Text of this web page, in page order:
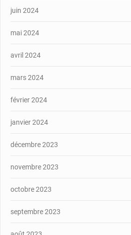
juin 2024
mai 2024
avril 2024
mars 2024
février 2024
janvier 2024
décembre 2023
novembre 2023
octobre 2023
septembre 2023